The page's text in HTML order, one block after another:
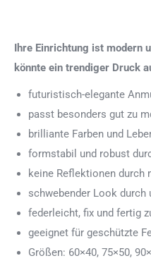
Ihre Einrichtung ist modern
könnte ein trendiger Druck
futuristisch-elegante
passt besonders gut zu
brilliante Farben und
formstabil und robust
keine Reflektionen durch
schwebender Look
federleicht, fix und fertig
geeignet für geschützte
Größen: 60×40, 75×50,